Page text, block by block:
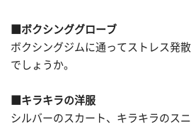
■ボクシンググローブ
ボクシングジムに通ってストレス発
でしょうか。
■キラキラの洋服
シルバーのスカート、キラキラのス